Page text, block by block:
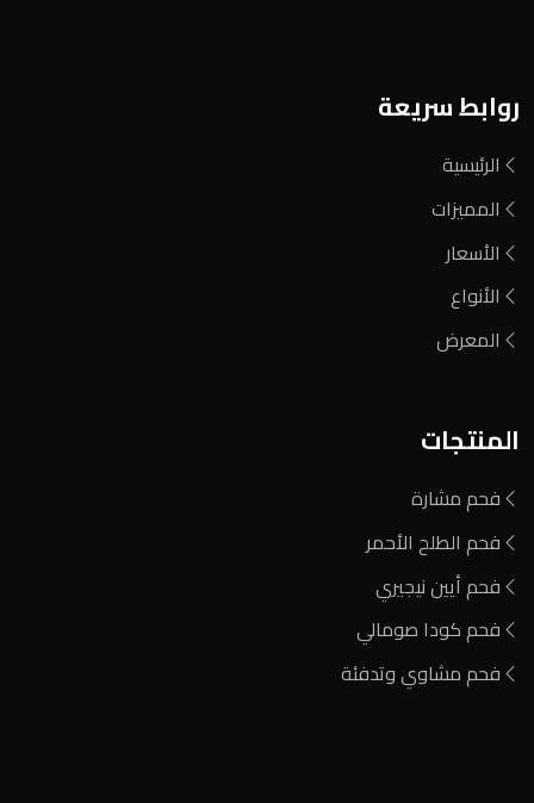
روابط سريعة
الرئيسية
المميزات
الأسعار
الأنواع
المعرض
المنتجات
فحم مشارة
فحم الطلح الأحمر
فحم أيين نيجيري
فحم كودا صومالي
فحم مشاوي وتدفئة